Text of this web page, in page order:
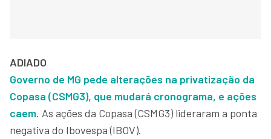
ADIADO
Governo de MG pede alterações na privatização da
Copasa (CSMG3), que mudará cronograma, e ações
caem. As ações da Copasa (CSMG3) lideraram a ponta
negativa do Ibovespa (IBOV).